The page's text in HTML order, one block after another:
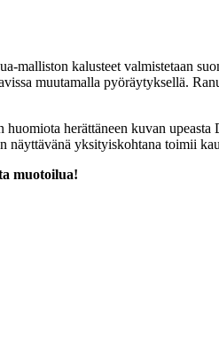
malliston kalusteet valmistetaan
muutamalla pyöräytyksellä.
herättäneen kuvan upeasta
näyttävänä yksityiskohtana toimii
muotoilua!